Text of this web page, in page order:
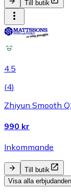
Till butik
4.5
(4)
Zhiyun Smooth
990 kr
Inkommande
Till butik
Visa alla